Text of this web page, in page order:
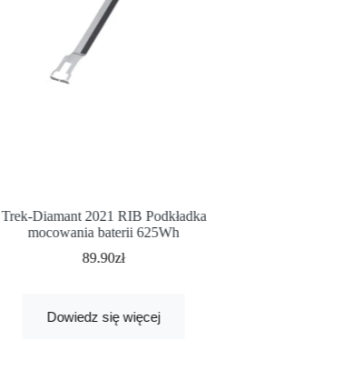
Trek-Diamant 2021 RIB Podkładka
mocowania baterii 625Wh
89.90zł
Dowiedz się więcej